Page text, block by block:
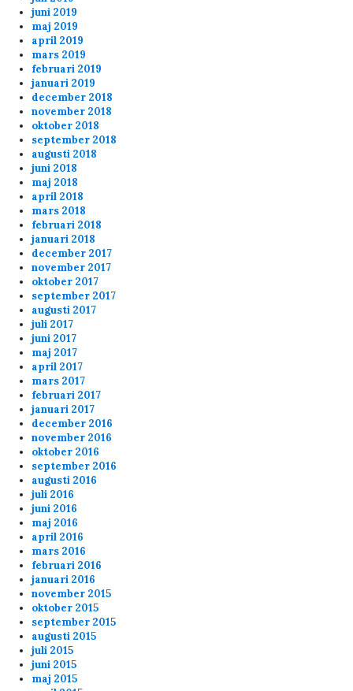
banana is not a nice player
Anonymous167698
about the banning for shooting your teammates
message below... you should check the 6plus
match (20-8 21.30) at the end. Banana is
shooting Kermit on purpose
admin
Well server patched and rebooted now
Anonymous158834
Lars, please reboot servers????
Anonymous158645
Thx for the servers Lars
admin
Hej ! Nej vi brukar starta kl 20.00 varje dag
Anonymous155708
var det 17 ,00 starten var idag
Anonymous155708
hörde att vi skulle börja 17,00 idag
Anonymous148303
fu 2 p!pe
ppi 2/1/2024
juni 2019
maj 2019
april 2019
mars 2019
februari 2019
januari 2019
december 2018
november 2018
oktober 2018
september 2018
augusti 2018
juni 2018
maj 2018
april 2018
mars 2018
februari 2018
januari 2018
december 2017
november 2017
oktober 2017
september 2017
augusti 2017
juli 2017
juni 2017
maj 2017
april 2017
mars 2017
februari 2017
januari 2017
december 2016
november 2016
oktober 2016
september 2016
augusti 2016
juli 2016
juni 2016
maj 2016
april 2016
mars 2016
februari 2016
januari 2016
november 2015
oktober 2015
september 2015
augusti 2015
juli 2015
juni 2015
maj 2015